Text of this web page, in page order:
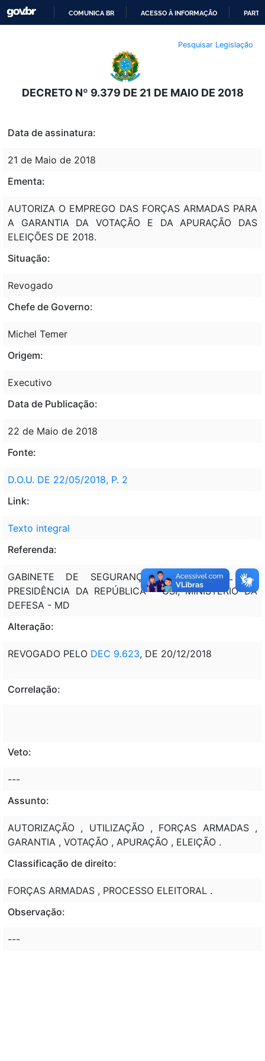
O
CONTEÚDO
COMUNICA BR ACESSO À INFORMAÇÃO
Pesquisar Legislação
DECRETO Nº 9.379 DE 21 DE MAIO DE 2018
Data de assinatura:
21 de Maio de 2018
Ementa:
AUTORIZA O EMPREGO DAS FORÇAS ARMADAS PARA
A GARANTIA DA VOTAÇÃO E DA APURAÇÃO DAS
ELEIÇÕES DE 2018.
Situação:
Revogado
Chefe de Governo:
Michel Temer
Origem:
Executivo
Data de Publicação:
22 de Maio de 2018
Fonte:
D.O.U. DE 22/05/2018, P. 2
Link:
Texto integral
Referenda:
GABINETE DE SEGURANÇA INSTITUCIONAL DA
PRESIDÊNCIA DA REPÚBLICA - GSI; MINISTÉRIO DA
DEFESA - MD
Alteração:
REVOGADO PELO DEC 9.623, DE 20/12/2018
Correlação:
Veto:
---
Assunto:
AUTORIZAÇÃO , UTILIZAÇÃO , FORÇAS ARMADAS ,
GARANTIA , VOTAÇÃO , APURAÇÃO , ELEIÇÃO .
Classificação de direito:
FORÇAS ARMADAS , PROCESSO ELEITORAL .
Observação:
---